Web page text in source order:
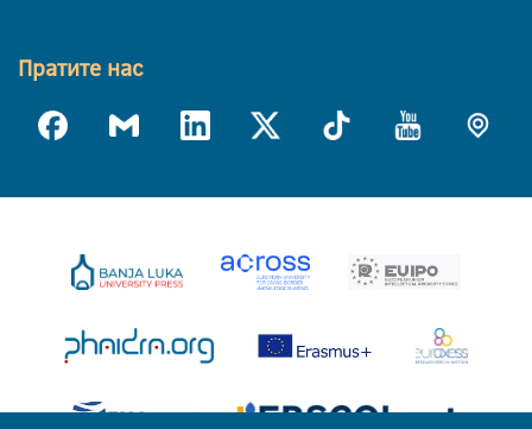
Пратите нас